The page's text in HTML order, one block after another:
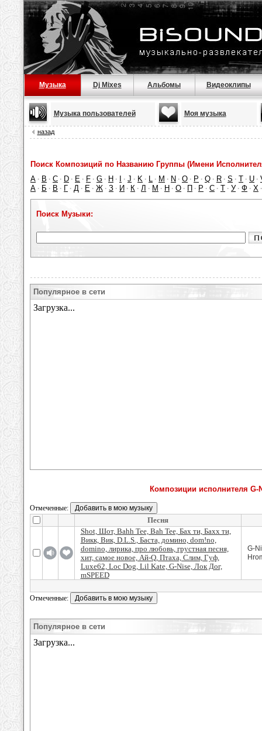
Музыка Dj Mixes Альбомы Видеоклипы
Музыка пользователей Моя музыка
назад
Поиск Композиций по Названию Группы (Имени
A · B · C · D · E · F · G · H · · J · K · L · M · N · O · P · Q · R · S · T · U ·
А · Б · В · Г · Д · Е · Ж · З · И · К · Л · М · Н · О · П · Р · С · Т · У · Ф · Х
Поиск Музыки:
Популярное в сети
Композиции исполнителя
Отмеченные:
Песня
Shot, Шот, Bahh Tee, Bah Tee, Бах ти, Бахх ти,
Викк, Вик, D.L.S., Баста, домино, dom!no,
domino, лирика, про любовь, грустная песня,
хит, самое новое, Ай-Q, Птаха, Слим, Гуф,
Luxe62, Loc Dog, Lil Kate, G-Nise, Лок Дог,
mSPEED
G-
Отмеченные:
Популярное в сети